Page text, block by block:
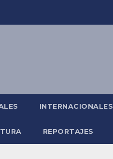
INTERNACIONALES
REPORTAJES